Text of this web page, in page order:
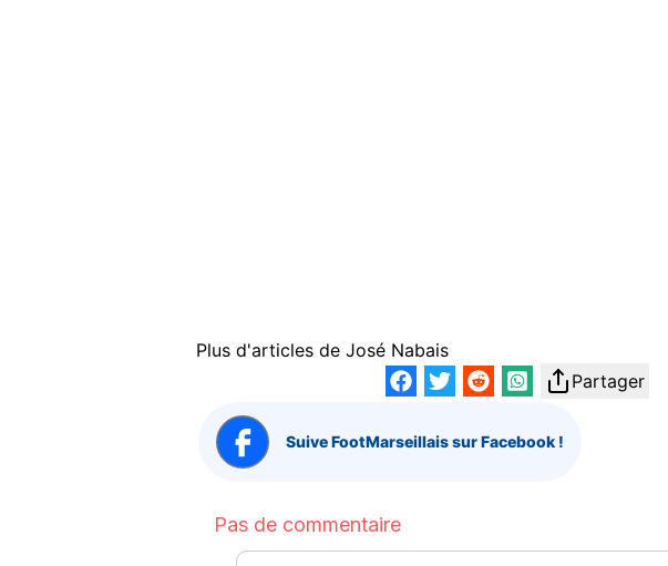
Plus d'articles de José Nabais
Partager
Suive FootMarseillais sur Facebook !